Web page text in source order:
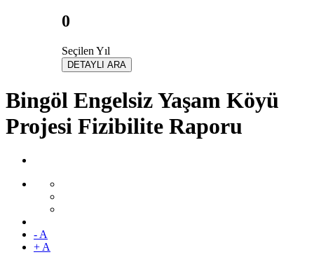
0
Seçilen Yıl
DETAYLI ARA
Bingöl Engelsiz Yaşam Köyü
Projesi Fizibilite Raporu
- A
+ A